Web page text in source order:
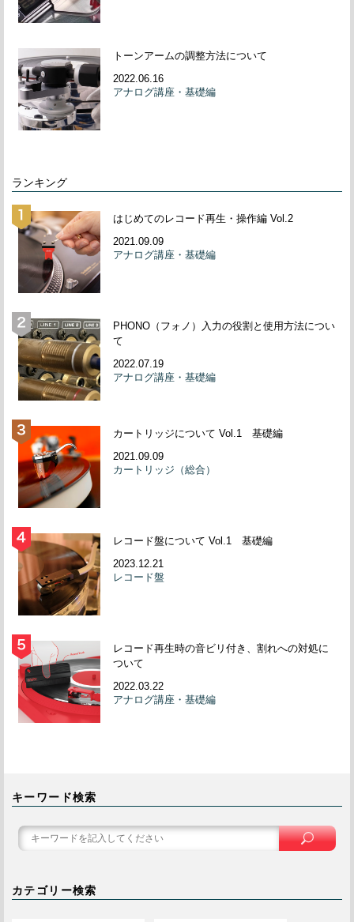
トーンアームの調整方法について
2022.06.16
アナログ講座・基礎編
ランキング
はじめてのレコード再生・操作編 Vol.2
2021.09.09
アナログ講座・基礎編
PHONO（フォノ）入力の役割と使用方法につい
て
2022.07.19
アナログ講座・基礎編
カートリッジについて Vol.1 基礎編
2021.09.09
カートリッジ（総合）
レコード盤について Vol.1 基礎編
2023.12.21
レコード盤
レコード再生時の音ビリ付き、割れへの対処に
ついて
2022.03.22
アナログ講座・基礎編
キーワード検索
カテゴリー検索